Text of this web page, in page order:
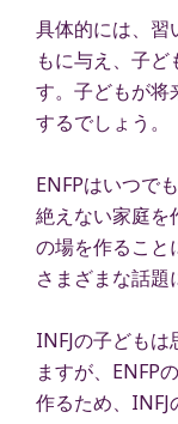
具体的には、習
もに与え、子
す。子どもが将
するでしょう。
ENFPはいつで
絶えない家庭を
の場を作ること
さまざまな話題
INFJの子ども
ますが、ENFP
作るため、INFJ